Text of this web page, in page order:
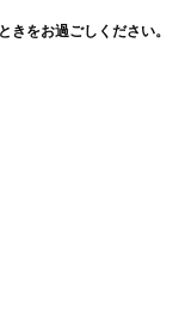
をお過ごしください。